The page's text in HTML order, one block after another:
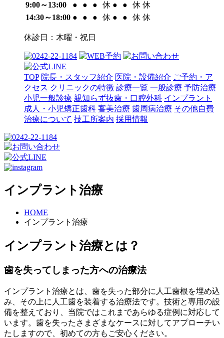
9:00～13:00
● ● ● 休 ● ● 休 休
14:30～18:00 ● ● ● 休 ● ● 休 休
休診日：木曜・祝日
TOP 院長・スタッフ紹介 医院・設備紹介 ご予約・ア
クセス クリニックの特徴 診療一覧 一般診療 予防治療
小児一般診療 親知らず抜歯・口腔外科 インプラント
成人・小児矯正歯科 審美治療 歯周病治療 その他自費
治療について 技工所案内 採用情報
インプラント治療
HOME
インプラント治療
インプラント治療とは？
歯を失ってしまった方への治療法
インプラント治療とは、歯を失った部分に人工歯根を埋め込
み、その上に人工歯を装着する治療法です。技術と専用の設
備を整えており、当院ではこれまであらゆる症例に対応して
います。歯を失ったさまざまなケースに対してアプローチい
たしますので、初めての方もご安心ください。